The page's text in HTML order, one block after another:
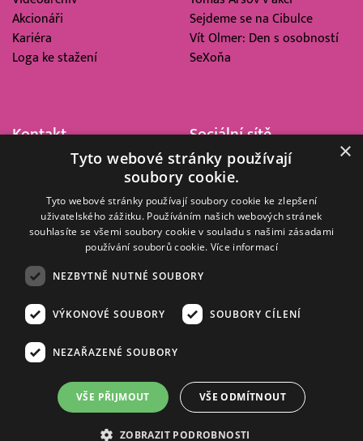
Akcionáři
Kariéra
Loga ke stažení
Sejdeme se na Cibulce
Vít Olmer: Den s osobností
SeXoňa
Kontakt
Barrandov Televizní Studio,
Kříženeckého nám. 322
152 00 Praha 5
IČ 416 93 311
Sociální sítě
© 2008–2026 EMPRESA MEDIA, a.s. Všechna práva vyhrazena.
Zásady ochrany osobních a dalších zpracovávaných údajů
Informace o měření sledovanosti videa ve video archivu
Nielsen Digital Measurement
. Využíváme grafické podklady z
depositphotos.com .
×
Tyto webové stránky používají
soubory cookie.
Tyto webové stránky používají soubory cookie ke zlepšení
uživatelského zážitku. Používáním našich webových stránek
souhlasíte se všemi soubory cookie v souladu s našimi zásadami
používání souborů cookie. Více informací
NEZBYTNĚ NUTNÉ SOUBORY
VÝKONOVÉ SOUBORY SOUBORY CÍLENÍ
NEZAŘAZENÉ SOUBORY
VŠE PŘIJMOUT VŠE ODMÍTNOUT
ZOBRAZIT PODROBNOSTI